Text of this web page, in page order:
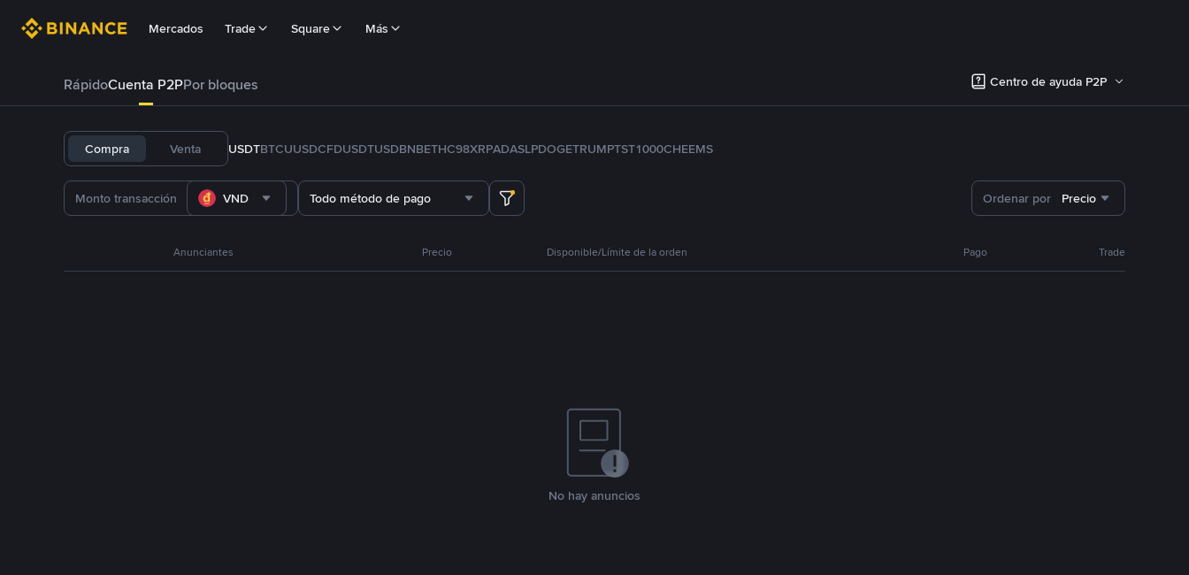
Mercados Trade Square Más
RápidoCuenta P2PPor bloques Centro de ayuda P2P
Compra Venta USDTBTCUUSDCFDUSDTUSDBNBETHC98XRPADASLPDOGETRUMPTST1000CHEEMS
VND Todo método de pago Ordenar por Precio
Anunciantes Precio Disponible/Límite de la orden Pago Trade
No hay anuncios